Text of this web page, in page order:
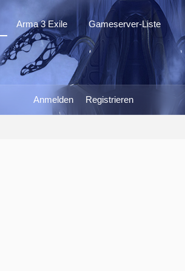
Arma 3 Exile Gameserver-Liste
Anmelden Registrieren